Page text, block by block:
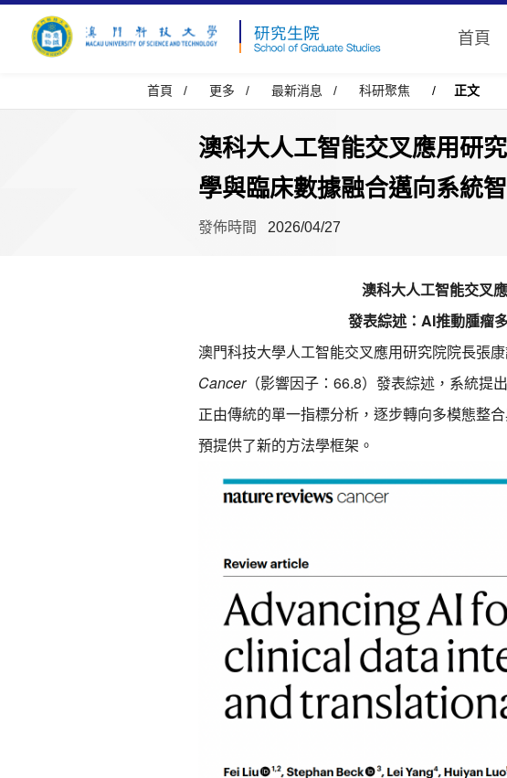
首頁
首頁 / 更多 / 最新消息 / 科研聚焦 / 正文
澳科大人工智能交叉應用研
學與臨床數據融合邁向系統
發佈時間 2026/04/27
澳科大人工智能交叉
發表綜述：AI推動腫瘤
澳門科技大學人工智能交叉應用研究院院長張
Cancer（影響因子：66.8）發表綜述，系統提
正由傳統的單一指標分析，逐步轉向多模態整
預提供了新的方法學框架。